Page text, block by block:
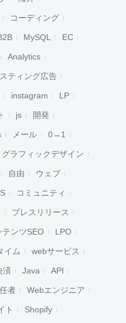
コーディング
MySQL EC
Analytics
ティング広告
instagram LP
js 開発
メール 0→1
グラフィックデザイン
自由 ウェブ
コミュニティ
プレスリリース
テンツSEO LPO
イム webサービス
済 Java API
者 Webエンジニア
ト Shopify